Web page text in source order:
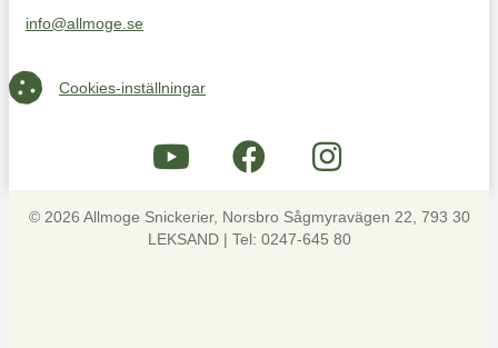
Maila oss på info@allmoge.se
info@allmoge.se
Cookies-inställningar
Cookies-inställningar
© 2026 Allmoge Snickerier, Norsbro Sågmyravägen 22, 793 30
LEKSAND | Tel: 0247-645 80